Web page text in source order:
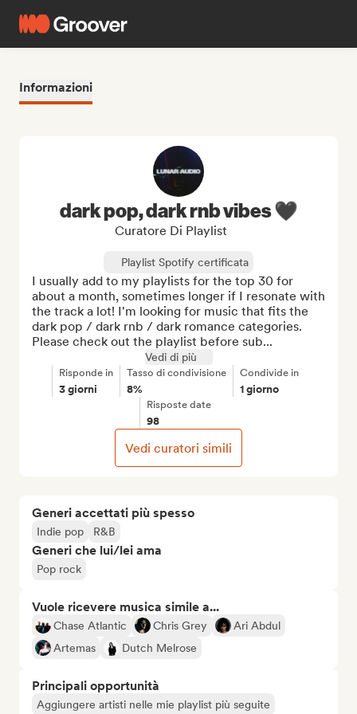
Informazioni
Generi accettati più spesso
Indie pop R&B
Generi che lui/lei ama
Pop rock
Vuole ricevere musica simile a...
Chase Atlantic Chris Grey
Ari Abdul
Artemas
Dutch Melrose
Principali opportunità
Aggiungere artisti nelle mie playlist più seguite
dark pop, dark rnb vibes 🖤
Curatore Di Playlist
Playlist Spotify certificata
I usually add to my playlists for the top 30 for
about a month, sometimes longer if I resonate with
the track a lot! I'm looking for music that fits the
dark pop / dark rnb / dark romance categories.
Please check out the playlist before sub...
Vedi di più
Risponde in
3 giorni
Tasso di condivisione
8%
Condivide in
1 giorno
Risposte date
98
Vedi curatori simili